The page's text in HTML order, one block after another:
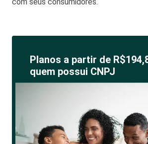
Planos a partir de
quem possui CNPJ